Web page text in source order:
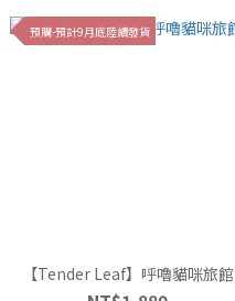
預購-預計9月底陸續發貨
【Tender Leaf】呼嚕貓咪旅館